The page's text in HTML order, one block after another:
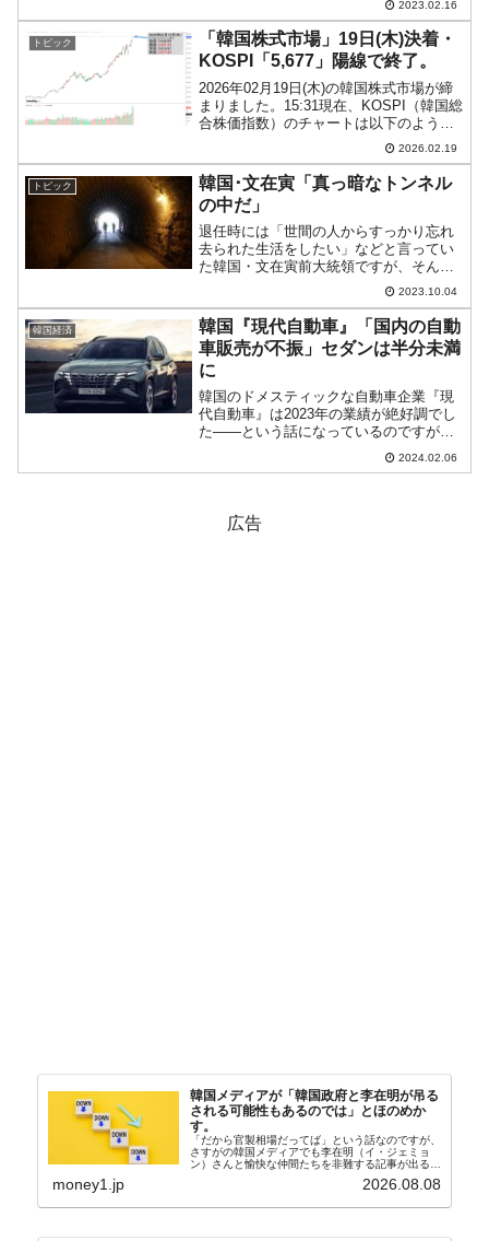
が削られ、下にもヒゲでコマ足になりま
した。現在のところ「1ドル＝1...
2023.02.16
トピック
「韓国株式市場」19日(木)決着・
KOSPI「5,677」陽線で終了。
2026年02月19日(木)の韓国株式市場が締
まりました。15:31現在、KOSPI（韓国総
合株価指数）のチャートは以下のように
『Investing.com』より引用）。陽線で締
まりました。KOSPIは「5,677」...
2026.02.19
トピック
韓国･文在寅「真っ暗なトンネル
の中だ」
退任時には「世間の人からすっかり忘れ
去られた生活をしたい」などと言ってい
た韓国・文在寅前大統領ですが、そんな
言葉はどこへやら。政治的な発言を続け
ています。2023年10月04日には、自身の
Facebookページで以下のような文章を公
表しまし...
2023.10.04
韓国経済
韓国『現代自動車』「国内の自動
車販売が不振」セダンは半分未満
に
韓国のドメスティックな自動車企業『現
代自動車』は2023年の業績が絶好調でし
た――という話になっているのですが、
実は足元の「国内」がぐらついていま
す。非常に面白いデータが出ています。
2024.02.06
広告
韓国メディアが「韓国政府と李在明が吊る
される可能性もあるのでは」とほのめか
す。
「だから官製相場だってば」という話なのですが、
さすがの韓国メディアでも李在明（イ・ジェミョ
ン）さんと愉快な仲間たちを非難する記事が出るよ
『朝鮮日報』に面白い記事が出ています。「東西南
money1.jp 2026.08.08